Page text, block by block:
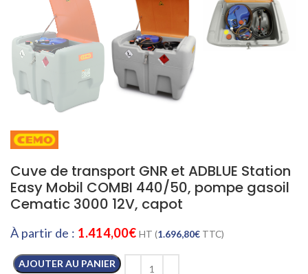
Cuve de transport GNR et ADBLUE Station
Easy Mobil COMBI 440/50, pompe gasoil
Cematic 3000 12V, capot
À partir de : 1.414,00€ HT (1.696,80€ TTC)
AJOUTER AU PANIER